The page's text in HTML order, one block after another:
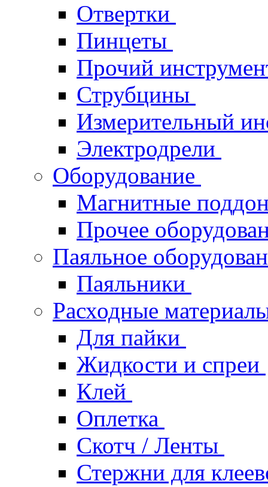
Отвертки
Пинцеты
Прочий
Струбцины
Измерительный
Электродрели
Оборудование
Магнитные
Прочее
Паяльное
Паяльники
Расходные
Для пайки
Жидкости и спреи
Клей
Оплетка
Скотч / Ленты
Стержни для